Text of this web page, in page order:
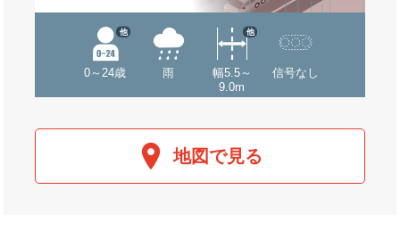
0～24歳
他
雨
幅5.5～
9.0m
他
信号なし
地図で見る